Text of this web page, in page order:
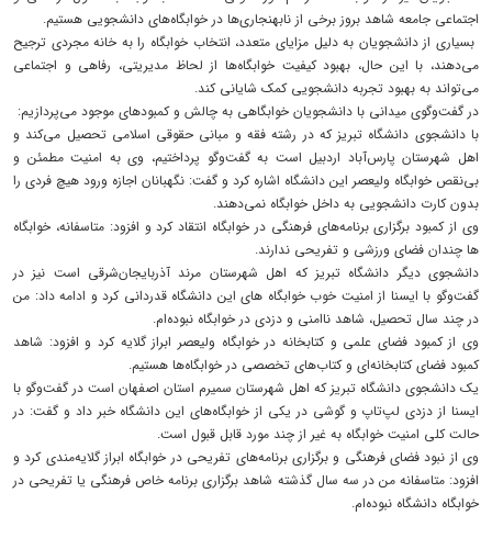
اجتماعی جامعه شاهد بروز برخی از نابهنجاری‌ها در خوابگاه‌های دانشجویی هستیم.
بسیاری از دانشجویان به دلیل مزایای متعدد، انتخاب خوابگاه را به خانه مجردی ترجیح
می‌دهند، با این حال، بهبود کیفیت خوابگاه‌ها از لحاظ مدیریتی، رفاهی و اجتماعی
می‌تواند به بهبود تجربه دانشجویی کمک شایانی کند.
در گفت‌وگوی میدانی با دانشجویان خوابگاهی به چالش و کمبودهای موجود می‌پردازیم:
با دانشجوی دانشگاه تبریز که در رشته فقه و مبانی حقوقی اسلامی تحصیل می‌کند و
اهل شهرستان پارس‌آباد اردبیل است به گفت‌وگو پرداختیم، وی به امنیت مطمئن و
بی‌نقص خوابگاه ولیعصر این دانشگاه اشاره کرد و گفت: نگهبانان اجازه ورود هیچ فردی را
بدون کارت دانشجویی به داخل خوابگاه نمی‌دهند.
وی از کمبود برگزاری برنامه‌های فرهنگی در خوابگاه انتقاد کرد و افزود: متاسفانه، خوابگاه
ها چندان فضای ورزشی و تفریحی ندارند.
دانشجوی دیگر دانشگاه تبریز که اهل شهرستان مرند آذربایجان‌شرقی است نیز در
گفت‌وگو با ایسنا از امنیت خوب خوابگاه های این دانشگاه قدردانی کرد و ادامه داد: من
در چند سال تحصیل، شاهد ناامنی و دزدی در خوابگاه نبوده‌ام.
وی از کمبود فضای علمی و کتابخانه در خوابگاه ولیعصر ابراز گلایه کرد و افزود: شاهد
کمبود فضای کتابخانه‌ای و کتاب‌های تخصصی در خوابگاه‌ها هستیم.
یک دانشجوی دانشگاه تبریز که اهل شهرستان سمیرم استان اصفهان است در گفت‌وگو با
ایسنا از دزدی لپ‌تاپ و گوشی در یکی از خوابگاه‌های این دانشگاه خبر داد و گفت: در
حالت کلی امنیت خوابگاه به غیر از چند مورد قابل قبول است.
وی از نبود فضای فرهنگی و برگزاری برنامه‌های تفریحی در خوابگاه ابراز گلایه‌مندی کرد و
افزود: متاسفانه من در سه سال گذشته شاهد برگزاری برنامه خاص فرهنگی یا تفریحی در
خوابگاه دانشگاه نبوده‌ام.